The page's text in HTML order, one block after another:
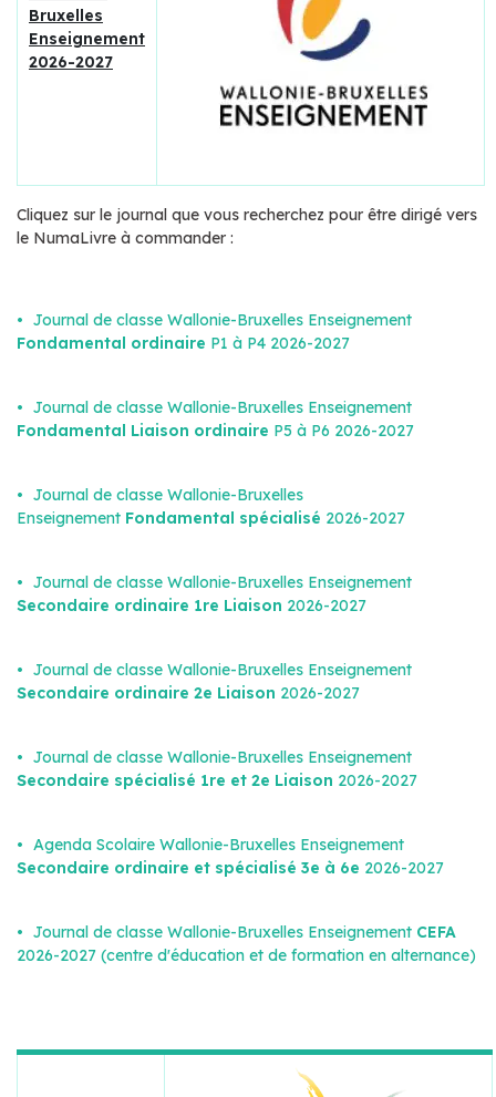
Bruxelles
Enseignement
2026-2027
Cliquez sur le journal que vous recherchez pour être dirigé vers
le NumaLivre à commander :
Journal de classe Wallonie-Bruxelles Enseignement
Fondamental ordinaire P1 à P4 2026-2027
Journal de classe Wallonie-Bruxelles Enseignement
Fondamental Liaison ordinaire P5 à P6 2026-2027
Journal de classe Wallonie-Bruxelles
Enseignement Fondamental spécialisé 2026-2027
Journal de classe Wallonie-Bruxelles Enseignement
Secondaire ordinaire 1re Liaison 2026-2027
Journal de classe Wallonie-Bruxelles Enseignement
Secondaire ordinaire 2e Liaison 2026-2027
Journal de classe Wallonie-Bruxelles Enseignement
Secondaire spécialisé 1re et 2e Liaison 2026-2027
Agenda Scolaire Wallonie-Bruxelles Enseignement
Secondaire ordinaire et spécialisé 3e à 6e 2026-2027
Journal de classe Wallonie-Bruxelles Enseignement CEFA
2026-2027 (centre d'éducation et de formation en alternance)